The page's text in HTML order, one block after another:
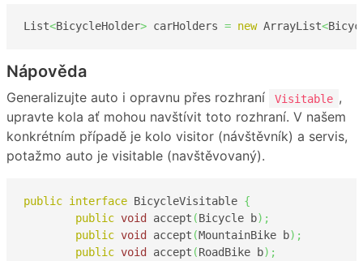
List<BicycleHolder> carHolders = new ArrayList<
Nápověda
Generalizujte auto i opravnu přes rozhraní Visitable ,
upravte kola ať mohou navštívit toto rozhraní. V našem
konkrétním případě je kolo visitor (návštěvník) a servis,
potažmo auto je visitable (navštěvovaný).
public interface BicycleVisitable {
public void accept (Bicycle b) ;
public void accept (MountainBike b) ;
public void accept (RoadBike b) ;